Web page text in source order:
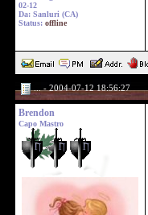
02-12
Da: Sanluri (CA)
Status: offline
... - 2004-07-12 18:56:27
Brendon
Capo Mastro